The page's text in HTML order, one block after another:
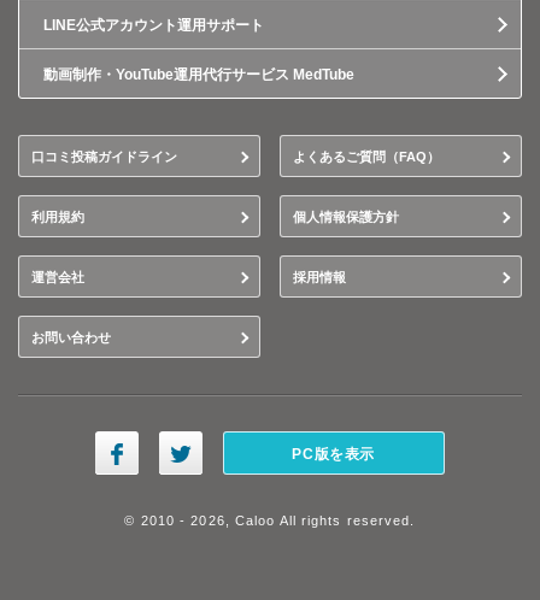
LINE公式アカウント運用サポート
動画制作・YouTube運用代行サービス MedTube
口コミ投稿ガイドライン よくあるご質問（FAQ）
利用規約 個人情報保護方針
運営会社 採用情報
お問い合わせ
PC版を表示
© 2010 - 2026, Caloo All rights reserved.